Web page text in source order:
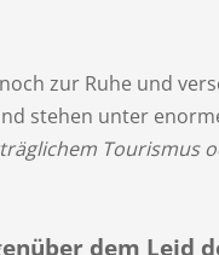
zur Ruhe und
stehen unter
Tourismus
dem Leid